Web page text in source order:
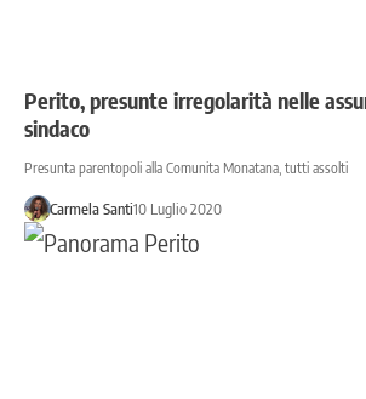
Perito, presunte irregolarità nelle
sindaco
Presunta parentopoli alla Comunita Monatana, tutti assolti
Carmela Santi10 Luglio 2020